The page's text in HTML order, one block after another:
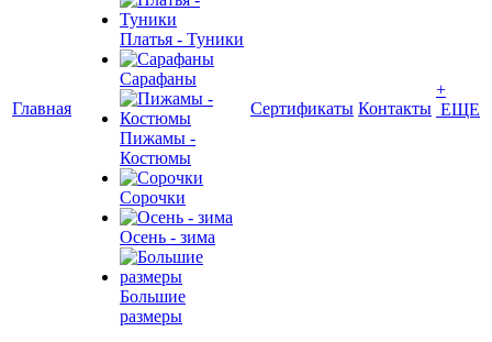
Главная
Платья - Туники
Сарафаны
Пижамы -
Костюмы
Сорочки
Oсень - зима
Большие
размеры
Сертификаты Контакты
+
ЕЩЕ